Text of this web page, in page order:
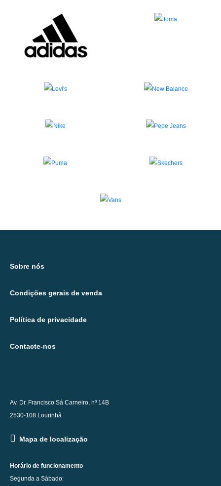
Sobre nós
Condições gerais de venda
Política de privacidade
Contacte-nos
Av. Dr. Francisco Sá Carneiro, nº 14B
2530-108 Lourinhã
Mapa de localização
Horário de funcionamento
Segunda a Sábado: